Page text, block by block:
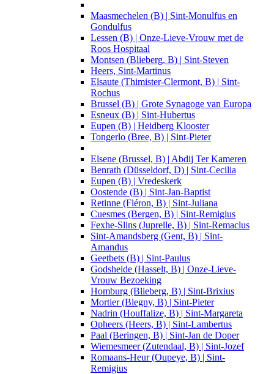
Maasmechelen (B) | Sint-Monulfus en
Gondulfus
Lessen (B) | Onze-Lieve-Vrouw met de
Roos Hospitaal
Montsen (Blieberg, B) | Sint-Steven
Heers, Sint-Martinus
Elsaute (Thimister-Clermont, B) | Sint-
Rochus
Brussel (B) | Grote Synagoge van Europa
Esneux (B) | Sint-Hubertus
Eupen (B) | Heidberg Klooster
Tongerlo (Bree, B) | Sint-Pieter
Elsene (Brussel, B) | Abdij Ter Kameren
Benrath (Düsseldorf, D) | Sint-Cecilia
Eupen (B) | Vredeskerk
Oostende (B) | Sint-Jan-Baptist
Retinne (Fléron, B) | Sint-Juliana
Cuesmes (Bergen, B) | Sint-Remigius
Fexhe-Slins (Juprelle, B) | Sint-Remaclus
Sint-Amandsberg (Gent, B) | Sint-
Amandus
Geetbets (B) | Sint-Paulus
Godsheide (Hasselt, B) | Onze-Lieve-
Vrouw Bezoeking
Homburg (Blieberg, B) | Sint-Brixius
Mortier (Blegny, B) | Sint-Pieter
Nadrin (Houffalize, B) | Sint-Margareta
Opheers (Heers, B) | Sint-Lambertus
Paal (Beringen, B) | Sint-Jan de Doper
Wiemesmeer (Zutendaal, B) | Sint-Jozef
Romaans-Heur (Oupeye, B) | Sint-
Remigius